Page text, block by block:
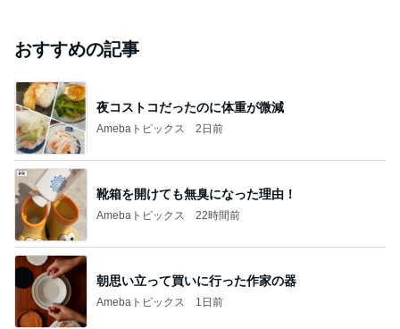
おすすめの記事
夜コストコだったのに体重が微減
Amebaトピックス 2日前
靴箱を開けても無臭になった理由！
Amebaトピックス 22時間前
朝思い立って買いに行った作家の器
Amebaトピックス 1日前